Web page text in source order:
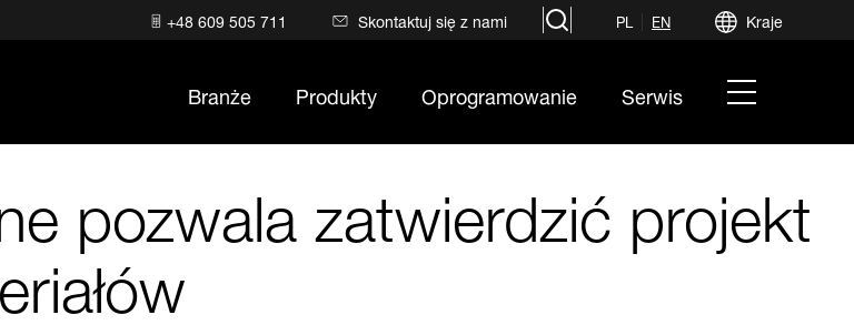
+48 609 505 711 Skontaktuj się z nami search PL EN Kraje
Branże Produkty Oprogramowanie Serwis hamburger
menu
pozwala zatwierdzić projekt